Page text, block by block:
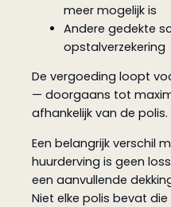
meer mogelijk is
Andere gedekte
opstalverzekering
De vergoeding loopt
— doorgaans tot
afhankelijk van de polis.
Een belangrijk verschil
huurderving is geen
een aanvullende
Niet elke polis bevat